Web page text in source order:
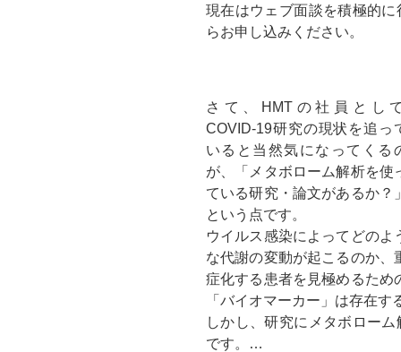
現在はウェブ面談を積極的
らお申し込みください。
さて、HMTの社員とし
COVID-19研究の現状を追っ
いると当然気になってくる
が、「メタボローム解析を使
ている研究・論文があるか？
という点です。
ウイルス感染によってどのよ
な代謝の変動が起こるのか、
症化する患者を見極めるため
「バイオマーカー」は存在
しかし、研究にメタボロー
です。…